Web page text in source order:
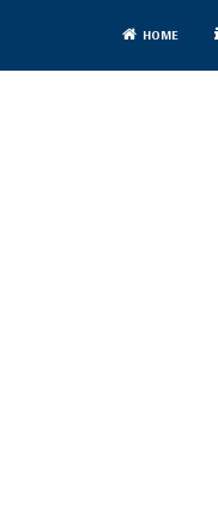
HOME